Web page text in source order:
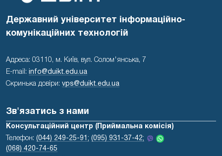
Державний університет інформаційно-
комунікаційних технологій
Адреса: 03110, м. Київ, вул. Солом'янська, 7
E-mail:
info@duikt.edu.ua
Скринька довіри: vps@duikt.edu.ua
Зв'язатись з нами
Консультаційний центр (Приймальна комісія)
Телефон: (044) 249-25-91; (095) 931-37-42;
(068) 420-74-65